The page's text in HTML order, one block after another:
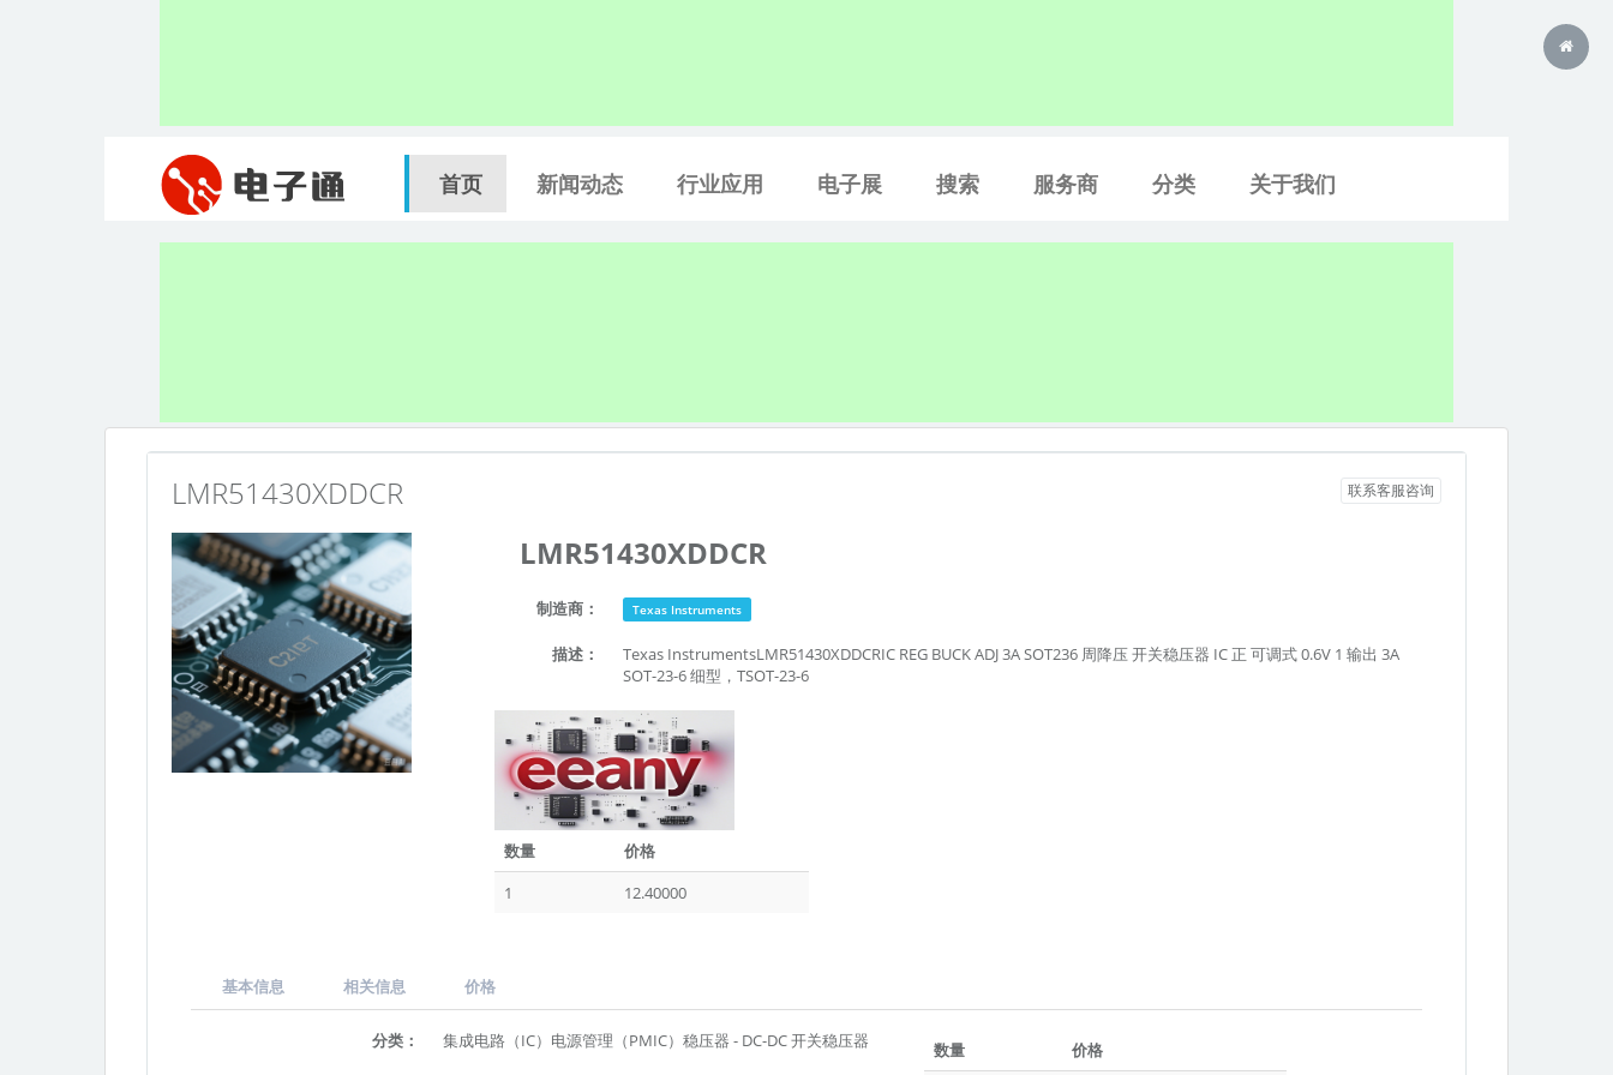
首页 新闻动态 行业应用 电子展 搜索 服务商 分类 关于我们
联系客服咨询
LMR51430XDDCR
LMR51430XDDCR
制造商： Texas Instruments
描述：
Texas InstrumentsLMR51430XDDCRIC REG BUCK ADJ 3A SOT236 周降压 开关稳压器 IC 正 可调式 0.6V 1 输出 3A
SOT-23-6 细型，TSOT-23-6
数量
价格
1
12.40000
基本信息 相关信息 价格
分类： 集成电路（IC）电源管理（PMIC）稳压器 - DC-DC 开关稳压器 数量
价格